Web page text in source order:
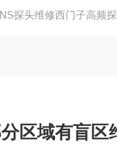
探头维修西门子高频
区域有盲区